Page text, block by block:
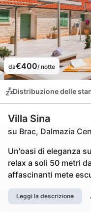
da€400/ notte
Distribuzione delle
Villa Sina
su Brac, Dalmazia
Un'oasi di eleganza
relax a soli 50 metri
affascinanti mete
Leggi la descrizione